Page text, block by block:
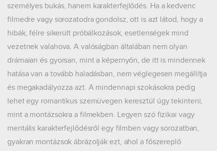
személyes bukás, hanem karakterfejlődés. Ha a kedvenc
filmedre vagy sorozatodra gondolsz, ott is azt látod, hogy a
hibák, félre sikerült próbálkozások, esetlenségek mind
vezetnek valahova. A valóságban általában nem olyan
drámaian és gyorsan, mint a képernyőn, de itt is mindennek
hatása van a tovább haladásban, nem véglegesen megállítja
és megakadályozza azt. A mindennapi szokásokra pedig
lehet egy romantikus szemüvegen keresztül úgy tekinteni,
mint a montázsokra a filmekben. Legyen szó fizikai vagy
mentális karakterfejlődésről egy filmben vagy sorozatban,
gyakran montázsok ábrázolják ezt, ahol a főszereplő